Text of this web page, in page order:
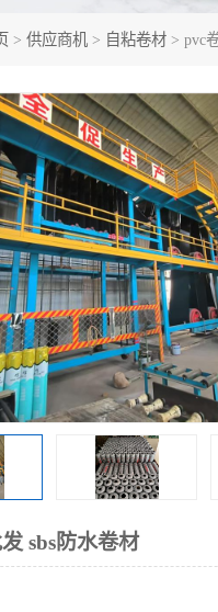
> 供应商机 > 自粘卷材 > pvc
sbs防水卷材